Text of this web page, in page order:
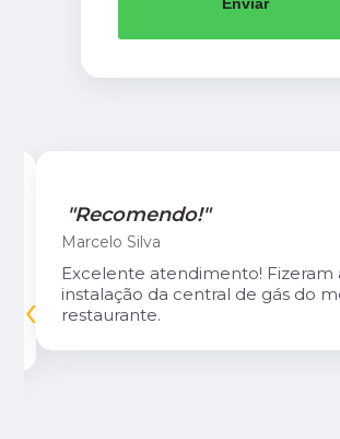
Enviar
"Recomendo!"
Marcelo Silva
Excelente atendimento! Fizeram
instalação da central de gás do
restaurante.
‹